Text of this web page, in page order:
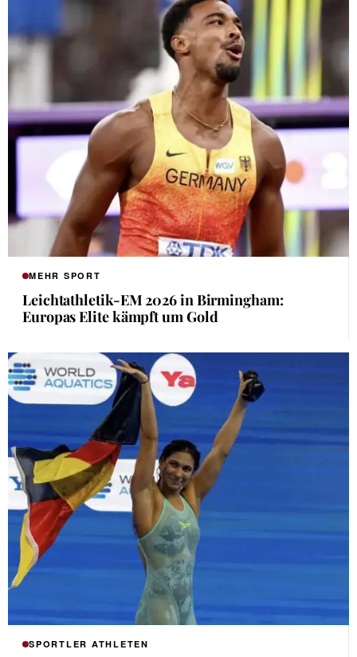
MEHR SPORT
Leichtathletik-EM 2026 in Birmingham:
Europas Elite kämpft um Gold
SPORTLER ATHLETEN